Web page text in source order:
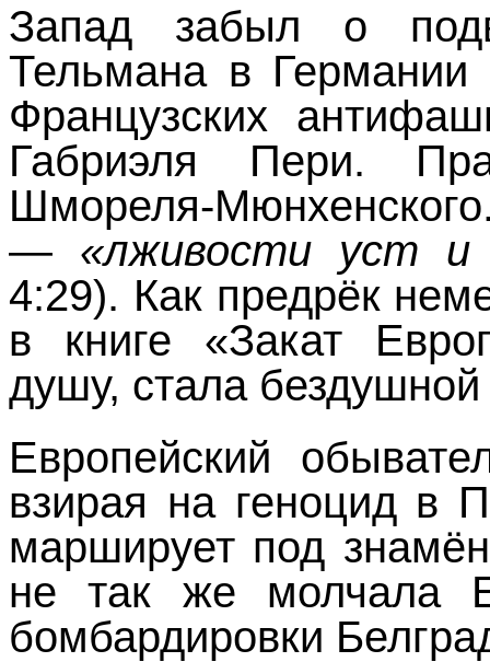
Запад забыл о
Тельмана в
Французских
Габриэля Пери.
Шмореля-
— «лживости уст и
4:29). Как предрёк
в книге «Закат
душу, стала
Европейский
взирая на геноцид в
марширует под
не так же молчала
бомбардировки